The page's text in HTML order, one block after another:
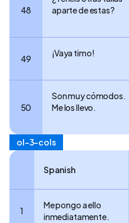
48
aparte de estas?
49
¡Vaya timo!
50
Son muy cómodos.
Me los llevo.
ol-3-cols
Spanish
1
Me pongo a ello
inmediatamente.